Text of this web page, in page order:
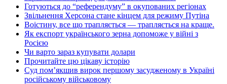
Готуються до “референдуму” в окупованих регіонах
Звільнення Херсона стане кінцем для режиму Путіна
Воістину, все що трапляється — трапляється на краще.
Як експорт українського зерна допоможе у війні з
Росією
Чи варто зараз купувати долари
Прочитайте цю цікаву історію
Суд пом’якшив вирок першому засудженому в Україні
російському військовому